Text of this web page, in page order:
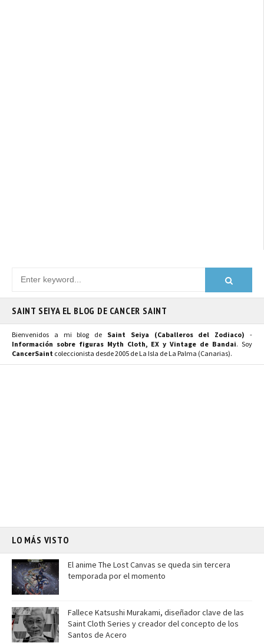
SAINT SEIYA EL BLOG DE CANCER SAINT
Bienvenidos a mi blog de Saint Seiya (Caballeros del Zodiaco) -
Información sobre figuras Myth Cloth, EX y Vintage de Bandai. Soy
CancerSaint coleccionista desde 2005 de La Isla de La Palma (Canarias).
LO MÁS VISTO
El anime The Lost Canvas se queda sin tercera
temporada por el momento
Fallece Katsushi Murakami, diseñador clave de las
Saint Cloth Series y creador del concepto de los
Santos de Acero